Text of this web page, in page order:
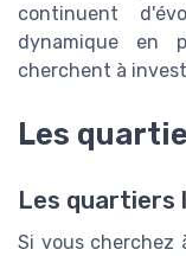
continuent
dynamique en
cherchent à
Les
Les quartiers
Si vous cherchez